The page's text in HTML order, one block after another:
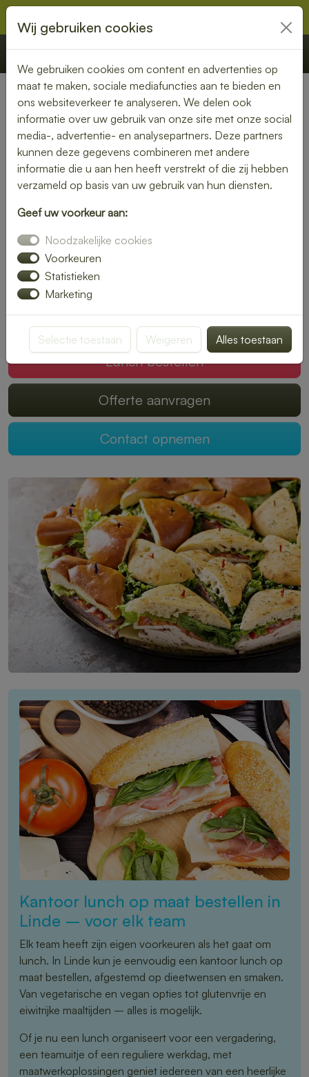
€ 0,00 Offerte Bestellen
Nederland» Linde
Lunch bezorgen in Linde –
smaakvol en gemakkelijk
in Linde en geniet van verse gerechten op jouw gewenste
locatie. Van kleurrijke salades tot knapperige broodjes – wij
bezorgen jouw lunch vers en op tijd.
Plaats eenvoudig je bestelling online en laat je verrassen
door smaak en kwaliteit.
Mogen wij jouw lunch verzorgen?
Lunch bestellen
Offerte aanvragen
Contact opnemen
Kantoor lunch op maat bestellen in
Linde – voor elk team
Elk team heeft zijn eigen voorkeuren als het gaat om
lunch. In Linde kun je eenvoudig een kantoor lunch op
maat bestellen, afgestemd op dieetwensen en smaken.
Van vegetarische en vegan opties tot glutenvrije en
eiwitrijke maaltijden – alles is mogelijk.
Of je nu een lunch organiseert voor een vergadering,
een teamuitje of een reguliere werkdag, met
maatwerkoplossingen geniet iedereen van een heerlijke
Wij gebruiken cookies
We gebruiken cookies om content en advertenties op
maat te maken, sociale mediafuncties aan te bieden en
ons websiteverkeer te analyseren. We delen ook
informatie over uw gebruik van onze site met onze social
media-, advertentie- en analysepartners. Deze partners
kunnen deze gegevens combineren met andere
informatie die u aan hen heeft verstrekt of die zij hebben
verzameld op basis van uw gebruik van hun diensten.
Geef uw voorkeur aan:
Noodzakelijke cookies
Voorkeuren
Statistieken
Marketing
Selectie toestaan Weigeren Alles toestaan